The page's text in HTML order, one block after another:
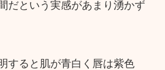
だという実感があまり湧かず
すると肌が青白く唇は紫色